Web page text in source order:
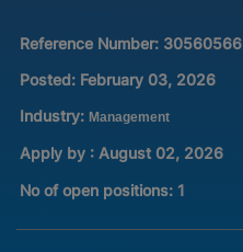
Reference Number: 30560566
Posted: February 03, 2026
Industry: Management
Apply by : August 02, 2026
No of open positions: 1